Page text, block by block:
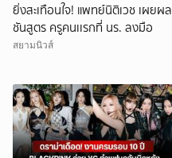
ยิ่งสะเทือนใจ! แพทย์นิติเวช เผยผล
ชันสูตร ครูคนเเรกที่ นร. ลงมือ
สยามนิวส์